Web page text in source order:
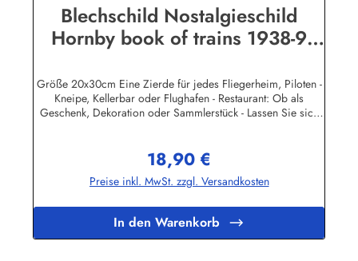
Blechschild Nostalgieschild
Hornby book of trains 1938-9
Größe 20x30cm Eine Zierde für jedes Fliegerheim, Piloten -
Kneipe, Kellerbar oder Flughafen - Restaurant: Ob als
Geschenk, Dekoration oder Sammlerstück - Lassen Sie sich
Motiven. Schenken Sie sich und Ihren Freunden eine
dekorative Erinnerung an die gute alte Zeit! Unsere
Blechschilder sind in Super-Qualität aus hochwertigem Metall
behandelt, lange Lebensdauer ist damit garantiert. Wir
verkaufen nur original lizensierte
Werbeschilder.Herstellerinformationen:Heart of Ireland
Regulärer Preis:
18,90 €
Preise inkl. MwSt. zzgl. Versandkosten
In den Warenkorb